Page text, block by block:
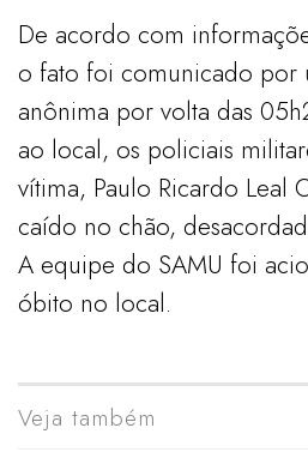
De acordo com
o fato foi comunicado por
anônima por volta das
ao local, os policiais
vítima, Paulo Ricardo Leal
caído no chão,
A equipe do SAMU foi
óbito no local.
Veja também